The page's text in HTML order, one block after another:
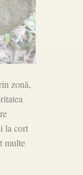
zonă,
la cort
multe